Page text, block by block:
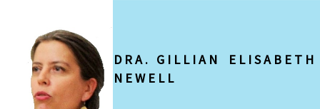
D R A . G I L L I A N E L I S A B E T
N E W E L L